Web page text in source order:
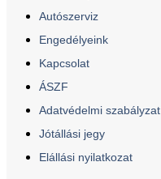
Autószerviz
Engedélyeink
Kapcsolat
ÁSZF
Adatvédelmi szabályzat
Jótállási jegy
Elállási nyilatkozat